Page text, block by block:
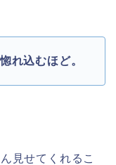
れ込むほど。
見せてくれるこ